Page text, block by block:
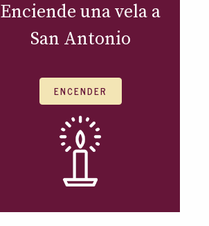
Enciende una vela a
San Antonio
ENCENDER